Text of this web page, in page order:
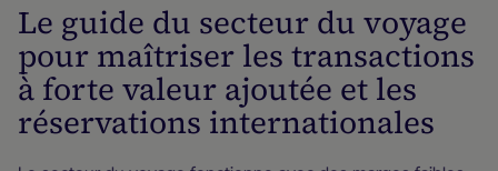
Le guide du secteur du voyage
pour maîtriser les transactions
à forte valeur ajoutée et les
réservations internationales